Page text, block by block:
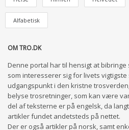
Alfabetisk
OM TRO.DK
Denne portal har til hensigt at
som interesserer sig for livets
udgangspunkt i den kristne
belyse trosretninger, som kan være
del af teksterne er på engelsk, da
artikler fundet andetsteds på nettet.
Der er også artikler på norsk, samt